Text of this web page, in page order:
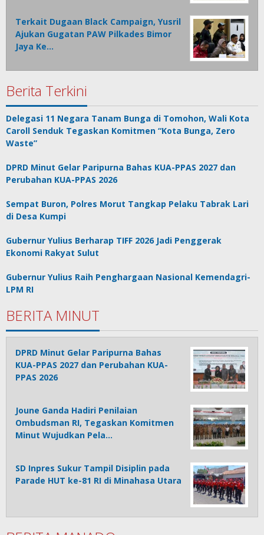
Terkait Dugaan Black Campaign, Yusril
Ajukan Gugatan PAW Pilkades Bimor
Jaya Ke…
Berita Terkini
Delegasi 11 Negara Tanam Bunga di Tomohon, Wali Kota
Caroll Senduk Tegaskan Komitmen “Kota Bunga, Zero
Waste”
DPRD Minut Gelar Paripurna Bahas KUA-PPAS 2027 dan
Perubahan KUA-PPAS 2026
Sempat Buron, Polres Morut Tangkap Pelaku Tabrak Lari
di Desa Kumpi
Gubernur Yulius Berharap TIFF 2026 Jadi Penggerak
Ekonomi Rakyat Sulut
Gubernur Yulius Raih Penghargaan Nasional Kemendagri-
LPM RI
BERITA MINUT
DPRD Minut Gelar Paripurna Bahas
KUA-PPAS 2027 dan Perubahan KUA-
PPAS 2026
Joune Ganda Hadiri Penilaian
Ombudsman RI, Tegaskan Komitmen
Minut Wujudkan Pela…
SD Inpres Sukur Tampil Disiplin pada
Parade HUT ke-81 RI di Minahasa Utara